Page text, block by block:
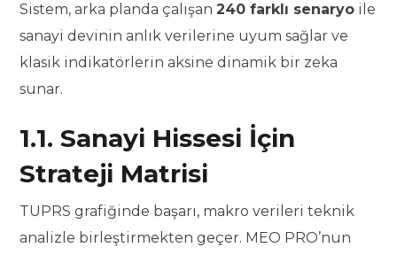
Sistem, arka planda çalışan240 farklı senaryo ile
sanayi devinin anlık verilerine uyum sağlar ve
klasik indikatörlerin aksine dinamik bir zeka
sunar.
1.1. Sanayi Hissesi İçin
Strateji Matrisi
TUPRS grafiğinde başarı, makro verileri teknik
analizle birleştirmekten geçer. MEO PRO’nun